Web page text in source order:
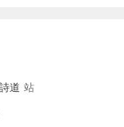
道 站